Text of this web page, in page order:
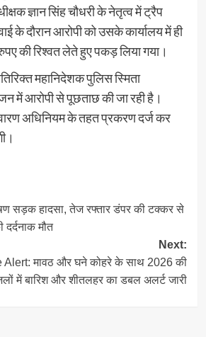
ज्ञान सिंह चौधरी के नेतृत्व में ट्रैप
के दौरान आरोपी को उसके कार्यालय में ही
की रिश्वत लेते हुए पकड़ लिया गया।
महानिदेशक पुलिस स्मिता
में आरोपी से पूछताछ की जा रही है।
अधिनियम के तहत प्रकरण दर्ज कर
सड़क हादसा, तेज रफ्तार डंपर की टक्कर से
दर्दनाक मौत
Next:
Alert: मावठ और घने कोहरे के साथ 2026 की
में बारिश और शीतलहर का डबल अलर्ट जारी